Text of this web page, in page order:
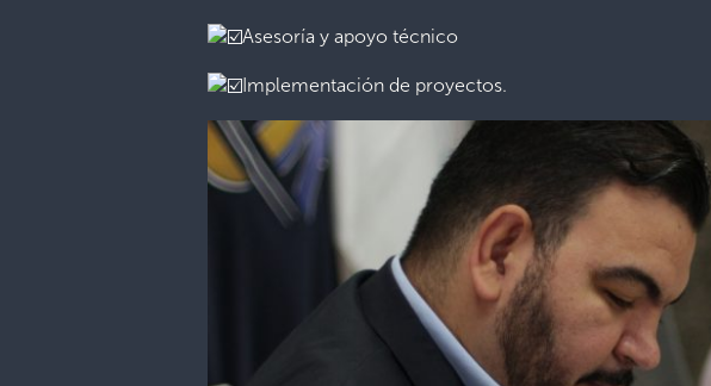
Asesoría y apoyo técnico
Implementación de proyectos.